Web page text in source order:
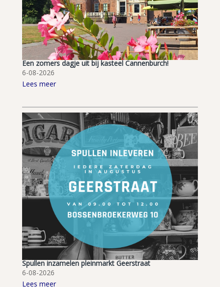
Een zomers dagje uit bij kasteel Cannenburch!
6-08-2026
Lees meer
Spullen inzamelen pleinmarkt Geerstraat
6-08-2026
Lees meer